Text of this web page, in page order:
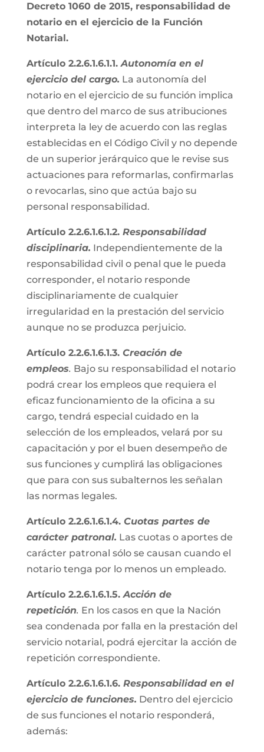
Decreto 1060 de 2015, responsabilidad de
notario en el ejercicio de la Función
Notarial.
Artículo 2.2.6.1.6.1.1.Autonomía en el
ejercicio del cargo. La autonomía del
notario en el ejercicio de su función implica
que dentro del marco de sus atribuciones
interpreta la ley de acuerdo con las reglas
establecidas en el Código Civil y no depende
de un superior jerárquico que le revise sus
actuaciones para reformarlas, confirmarlas
o revocarlas, sino que actúa bajo su
personal responsabilidad.
Artículo 2.2.6.1.6.1.2.Responsabilidad
disciplinaria. Independientemente de la
responsabilidad civil o penal que le pueda
corresponder, el notario responde
disciplinariamente de cualquier
irregularidad en la prestación del servicio
aunque no se produzca perjuicio.
Artículo 2.2.6.1.6.1.3. Creación de
empleos. Bajo su responsabilidad el notario
podrá crear los empleos que requiera el
eficaz funcionamiento de la oficina a su
cargo, tendrá especial cuidado en la
selección de los empleados, velará por su
capacitación y por el buen desempeño de
sus funciones y cumplirá las obligaciones
que para con sus subalternos les señalan
las normas legales.
Artículo 2.2.6.1.6.1.4. Cuotas partes de
carácter patronal. Las cuotas o aportes de
carácter patronal sólo se causan cuando el
notario tenga por lo menos un empleado.
Artículo 2.2.6.1.6.1.5.Acción de
repetición. En los casos en que la Nación
sea condenada por falla en la prestación del
servicio notarial, podrá ejercitar la acción de
repetición correspondiente.
Artículo 2.2.6.1.6.1.6. Responsabilidad en el
ejercicio de funciones. Dentro del ejercicio
de sus funciones el notario responderá,
además: